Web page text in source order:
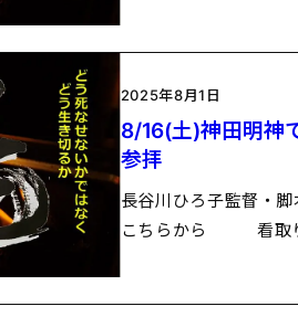
2025年8月1日
8/16(土)神田明神
参拝
長谷川ひろ子監督・
こちらから 看取り